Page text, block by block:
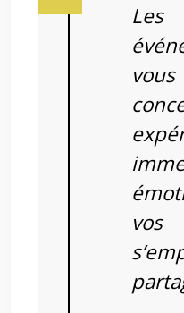
Les éclairages